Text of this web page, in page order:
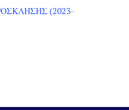
(2023-